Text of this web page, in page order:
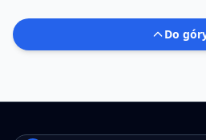
Do